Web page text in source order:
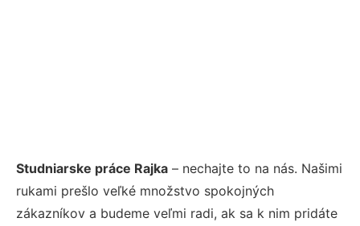
Studniarske práce Rajka – nechajte to na nás. Našimi
rukami prešlo veľké množstvo spokojných
zákazníkov a budeme veľmi radi, ak sa k nim pridáte